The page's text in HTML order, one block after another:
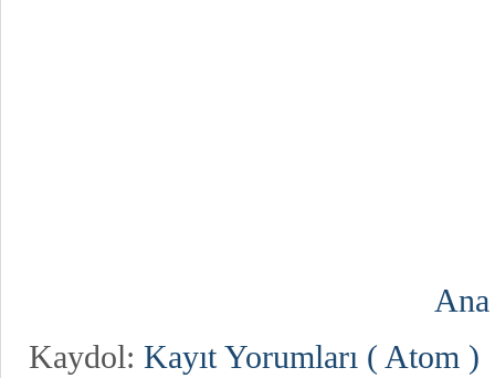
Kaydol: Kayıt Yorumları ( Atom )